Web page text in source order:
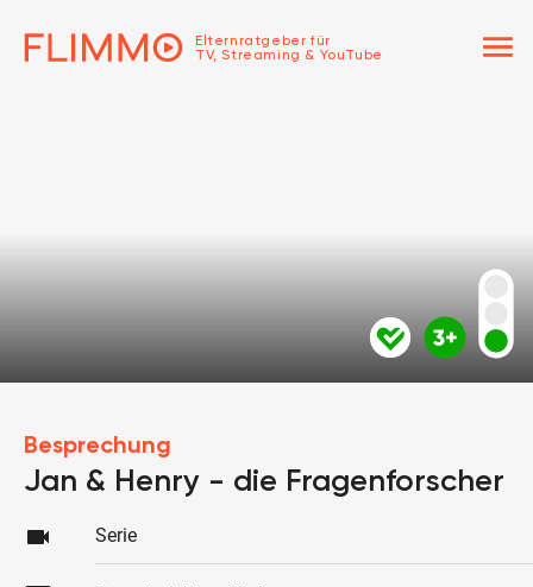
Elternratgeber für
TV, Streaming & YouTube
menu
Besprechung
Jan & Henry - die Fragenforscher
videocam Serie